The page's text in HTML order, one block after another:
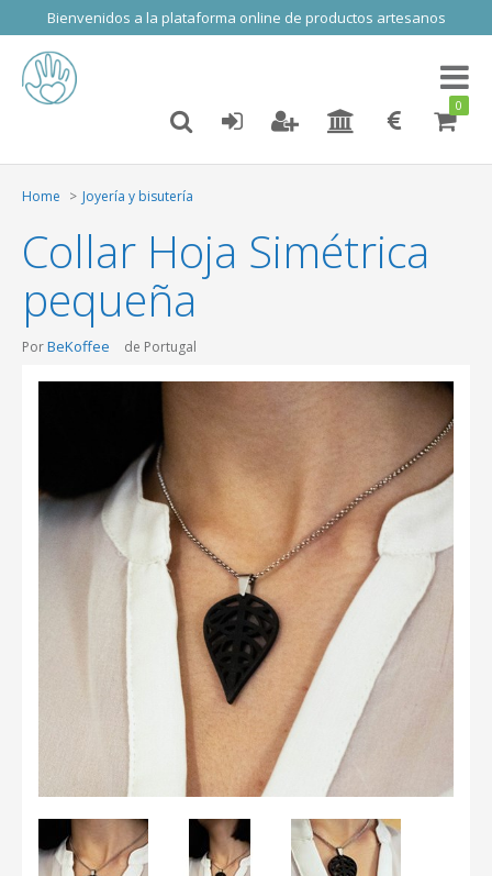
Bienvenidos a la plataforma online de productos artesanos
Toggle
0
Home Joyería y bisutería
Collar Hoja Simétrica
pequeña
PorBeKoffee de Portugal